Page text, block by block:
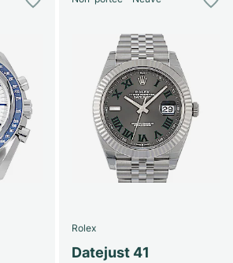
Rolex
Datejust 41